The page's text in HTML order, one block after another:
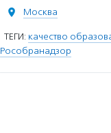
Москва
ТЕГИ: качество
Рособранадзор